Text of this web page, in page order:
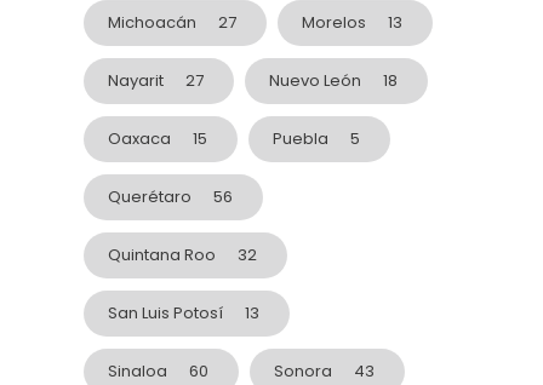
Michoacán 27 Morelos 13
Nayarit 27 Nuevo León 18
Oaxaca 15 Puebla 5
Querétaro 56
Quintana Roo 32
San Luis Potosí 13
Sinaloa 60 Sonora 43